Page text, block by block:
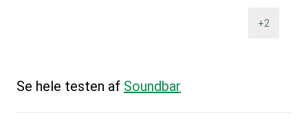
+2
Se hele testen af Soundbar